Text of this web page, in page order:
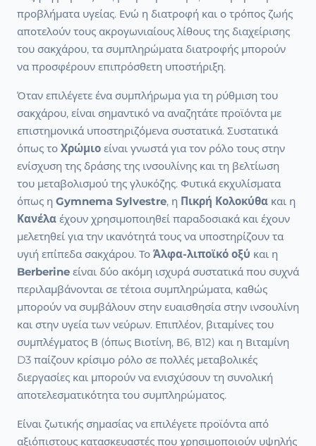
προβλήματα υγείας. Ενώ η διατροφή και ο τρόπος ζωής
αποτελούν τους ακρογωνιαίους λίθους της διαχείρισης
του σακχάρου, τα συμπληρώματα διατροφής μπορούν
να προσφέρουν επιπρόσθετη υποστήριξη.
Όταν επιλέγετε ένα συμπλήρωμα για τη ρύθμιση του
σακχάρου, είναι σημαντικό να αναζητάτε προϊόντα με
επιστημονικά υποστηριζόμενα συστατικά. Συστατικά
όπως το Χρώμιο είναι γνωστά για τον ρόλο τους στην
ενίσχυση της δράσης της ινσουλίνης και τη βελτίωση
του μεταβολισμού της γλυκόζης. Φυτικά εκχυλίσματα
όπως η Gymnema Sylvestre, η Πικρή Κολοκύθα και η
Κανέλα έχουν χρησιμοποιηθεί παραδοσιακά και έχουν
μελετηθεί για την ικανότητά τους να υποστηρίζουν τα
υγιή επίπεδα σακχάρου. Το Άλφα-λιποϊκό οξύ και η
Berberine είναι δύο ακόμη ισχυρά συστατικά που συχνά
περιλαμβάνονται σε τέτοια συμπληρώματα, καθώς
μπορούν να συμβάλουν στην ευαισθησία στην ινσουλίνη
και στην υγεία των νεύρων. Επιπλέον, βιταμίνες του
συμπλέγματος Β (όπως Βιοτίνη, Β6, Β12) και η Βιταμίνη
D3 παίζουν κρίσιμο ρόλο σε πολλές μεταβολικές
διεργασίες και μπορούν να ενισχύσουν τη συνολική
αποτελεσματικότητα του συμπληρώματος.
Είναι ζωτικής σημασίας να επιλέγετε προϊόντα από
αξιόπιστους κατασκευαστές που χρησιμοποιούν υψηλής